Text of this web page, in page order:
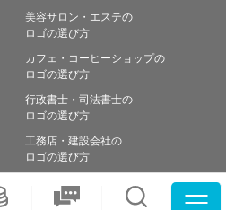
美容サロン・エステの
ロゴの選び方
カフェ・コーヒーショップの
ロゴの選び方
行政書士・司法書士の
ロゴの選び方
工務店・建設会社の
ロゴの選び方